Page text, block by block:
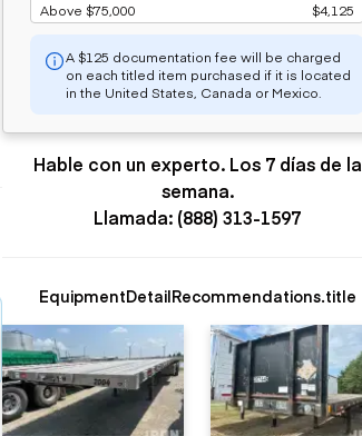
Above $75,000
$4,125
A $125 documentation fee will be charged
on each titled item purchased if it is located
in the United States, Canada or Mexico.
Hable con un experto. Los 7 días de la
semana.
Llamada: (888) 313-1597
EquipmentDetailRecommendations.title